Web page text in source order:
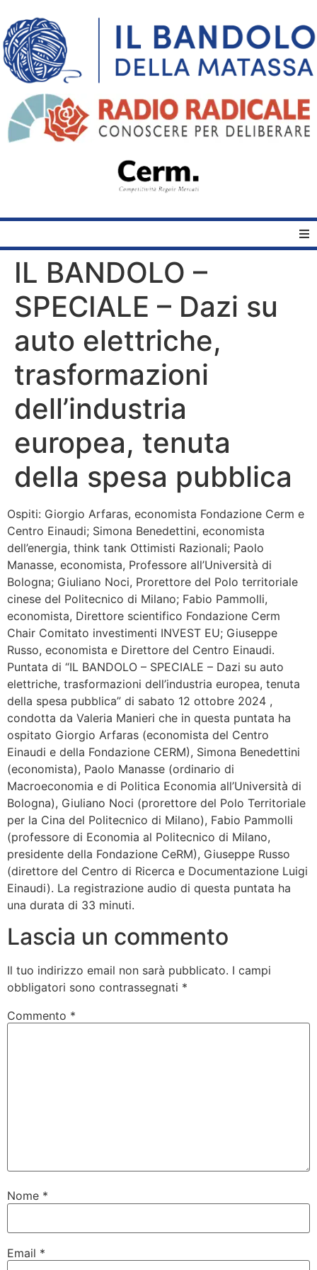
Home
Quelli del Bandolo
Bandolo
Connessioni
Fondazione CERM
Fondazione CERM – Idee
IL BANDOLO –
SPECIALE – Dazi su
auto elettriche,
trasformazioni
dell’industria
europea, tenuta
della spesa pubblica
Ospiti: Giorgio Arfaras, economista Fondazione Cerm e
Centro Einaudi; Simona Benedettini, economista
dell’energia, think tank Ottimisti Razionali; Paolo
Manasse, economista, Professore all’Università di
Bologna; Giuliano Noci, Prorettore del Polo territoriale
cinese del Politecnico di Milano; Fabio Pammolli,
economista, Direttore scientifico Fondazione Cerm
Chair Comitato investimenti INVEST EU; Giuseppe
Russo, economista e Direttore del Centro Einaudi.
Puntata di “IL BANDOLO – SPECIALE – Dazi su auto
elettriche, trasformazioni dell’industria europea, tenuta
della spesa pubblica” di sabato 12 ottobre 2024 ,
condotta da Valeria Manieri che in questa puntata ha
ospitato Giorgio Arfaras (economista del Centro
Einaudi e della Fondazione CERM), Simona Benedettini
(economista), Paolo Manasse (ordinario di
Macroeconomia e di Politica Economia all’Università di
Bologna), Giuliano Noci (prorettore del Polo Territoriale
per la Cina del Politecnico di Milano), Fabio Pammolli
(professore di Economia al Politecnico di Milano,
presidente della Fondazione CeRM), Giuseppe Russo
(direttore del Centro di Ricerca e Documentazione Luigi
Einaudi). La registrazione audio di questa puntata ha
una durata di 33 minuti.
Lascia un commento
Il tuo indirizzo email non sarà pubblicato. I campi
obbligatori sono contrassegnati *
Commento *
Nome *
Email *